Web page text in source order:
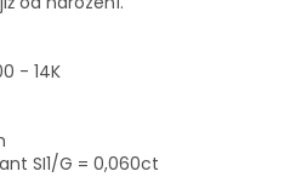
- 14K
SI1/G = 0,060ct